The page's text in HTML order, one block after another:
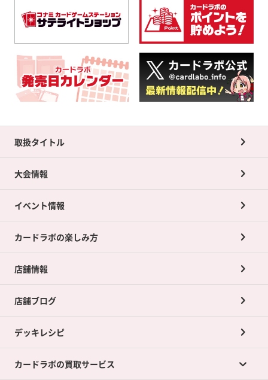
取扱タイトル
大会情報
イベント情報
カードラボの楽しみ方
店舗情報
店舗ブログ
デッキレシピ
カードラボの買取サービス